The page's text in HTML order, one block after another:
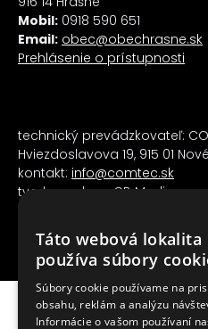
Mobil: 0918 590 651
Email: obec@obechrasne.sk
Prehlásenie o prístupnosti
technický prevádzkovateľ:
Hviezdoslavova 19, 915 01
kontakt: info@comtec.sk
tvorba webov:CB Media, s.r.o.
Naposledy aktualizované: 2026-
Táto webová lokalita
používa súbory
Súbory cookie používame na
obsahu, reklám a analýzu
Informácie o vašom používaní